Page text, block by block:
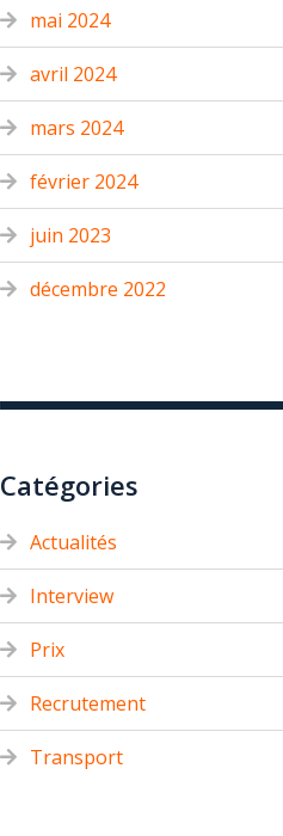
mai 2024
avril 2024
mars 2024
février 2024
juin 2023
décembre 2022
Catégories
Actualités
Interview
Prix
Recrutement
Transport